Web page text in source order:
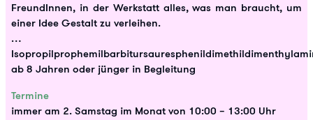
FreundInnen, in der Werkstatt alles, was man braucht, um
einer Idee Gestalt zu verleihen.
…
ab 8 Jahren oder jünger in Begleitung
Termine
immer am 2. Samstag im Monat von 10:00 – 13:00 Uhr